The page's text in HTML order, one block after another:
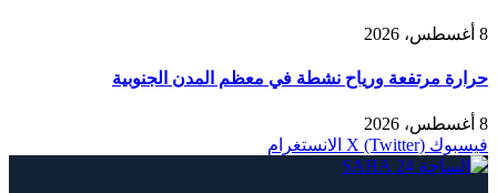
8 أغسطس، 2026
حرارة مرتفعة ورياح نشطة في معظم المدن الجنوبية
8 أغسطس، 2026
فيسبوك X (Twitter) الانستغرام